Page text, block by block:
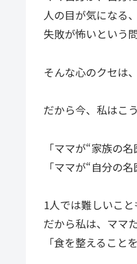
人の目が気になる、
失敗が怖いという
そんな心のクセは
だから今、私はこ
「ママが“家族の
「ママが“自分の
1人では難しいこと
だから私は、ママ
「食を整えること